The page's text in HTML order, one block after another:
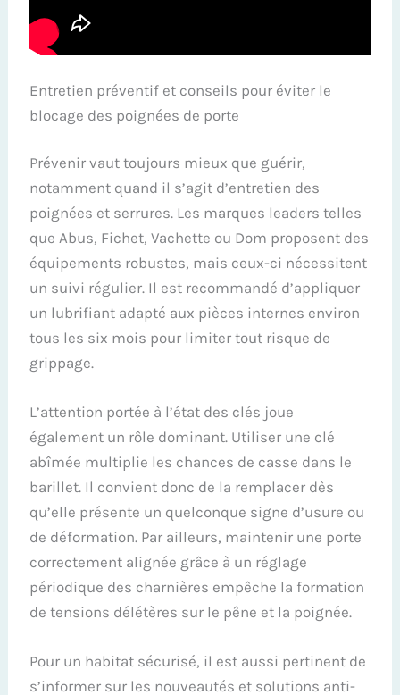
Entretien préventif et conseils pour éviter le
blocage des poignées de porte
Prévenir vaut toujours mieux que guérir,
notamment quand il s’agit d’entretien des
poignées et serrures. Les marques leaders telles
que Abus, Fichet, Vachette ou Dom proposent des
équipements robustes, mais ceux-ci nécessitent
un suivi régulier. Il est recommandé d’appliquer
un lubrifiant adapté aux pièces internes environ
tous les six mois pour limiter tout risque de
grippage.
L’attention portée à l’état des clés joue
également un rôle dominant. Utiliser une clé
abîmée multiplie les chances de casse dans le
barillet. Il convient donc de la remplacer dès
qu’elle présente un quelconque signe d’usure ou
de déformation. Par ailleurs, maintenir une porte
correctement alignée grâce à un réglage
périodique des charnières empêche la formation
de tensions délétères sur le pêne et la poignée.
Pour un habitat sécurisé, il est aussi pertinent de
s’informer sur les nouveautés et solutions anti-